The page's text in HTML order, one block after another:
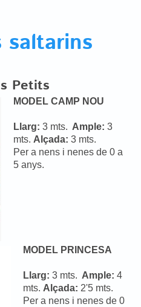
saltarins
Petits
MODEL CAMP NOU
Llarg: 3 mts. Ample: 3
mts. Alçada: 3 mts.
Per a nens i nenes de 0 a
5 anys.
MODEL PRINCESA
Llarg: 3 mts. Ample: 4
mts. Alçada: 2'5 mts.
Per a nens i nenes de 0